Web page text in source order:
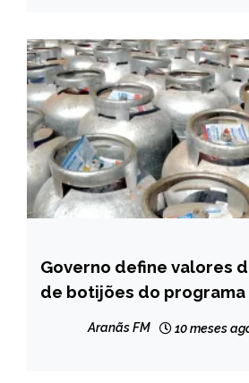
BRASIL
NOTÍCIAS
Governo define valores
de botijões do programa
Aranãs FM 10 meses